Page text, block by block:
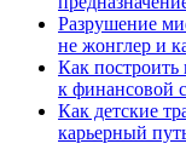
Разрушение
не жонглер и
Как
к финансовой
Как детские
карьерный